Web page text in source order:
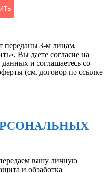
переданы 3-м лицам.
Вы даете согласие на
и соглашаетесь со
(см. договор по ссылке
вашу личную
и обработка